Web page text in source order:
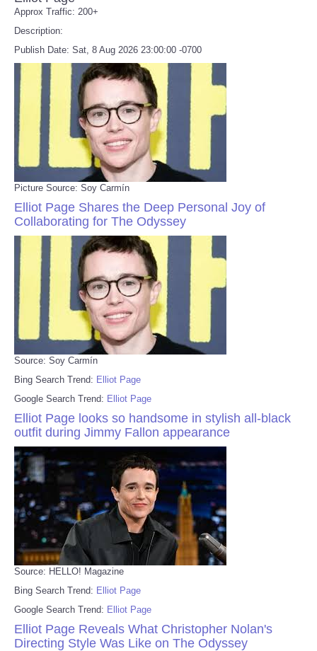
Approx Traffic: 200+
Description:
Publish Date: Sat, 8 Aug 2026 23:00:00 -0700
Picture Source: Soy Carmín
Elliot Page Shares the Deep Personal Joy of
Collaborating for The Odyssey
Source: Soy Carmín
Bing Search Trend: Elliot Page
Google Search Trend: Elliot Page
Elliot Page looks so handsome in stylish all-black
outfit during Jimmy Fallon appearance
Source: HELLO! Magazine
Bing Search Trend: Elliot Page
Google Search Trend: Elliot Page
Elliot Page Reveals What Christopher Nolan's
Directing Style Was Like on The Odyssey